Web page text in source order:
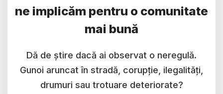
ne implicăm pentru o comunitate
mai bună
Dă de știre dacă ai observat o neregulă.
Gunoi aruncat în stradă, corupție, ilegalități,
drumuri sau trotuare deteriorate?